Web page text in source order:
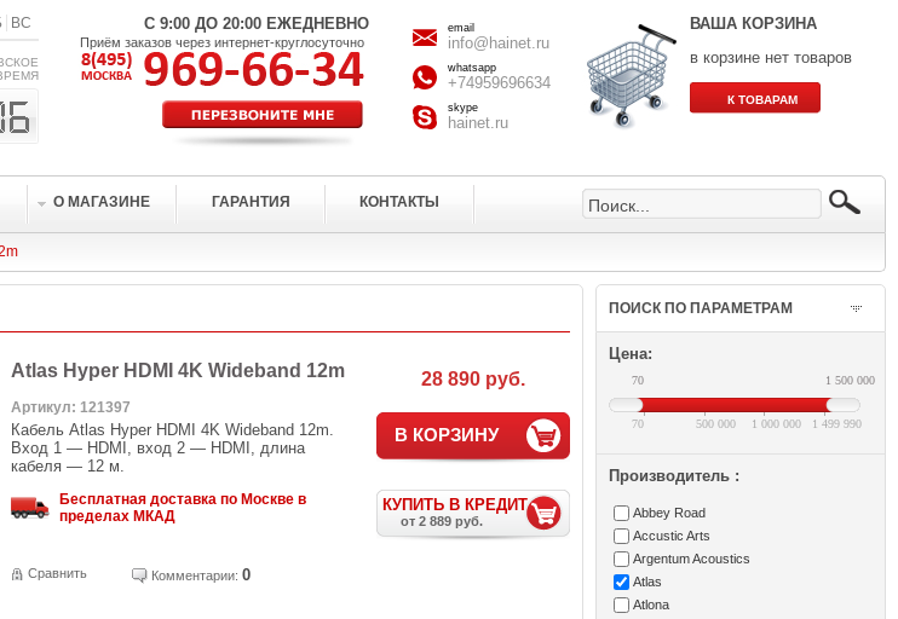
ВС С 9:00 ДО 20:00 ЕЖЕДНЕВНО
Приём заказов через интернет-круглосуточно
email
info@hainet.ru
whatsapp
+74959696634
skype
hainet.ru
ВАША КОРЗИНА
в корзине нет товаров
О МАГАЗИНЕ ГАРАНТИЯ КОНТАКТЫ
Atlas Hyper HDMI 4K Wideband 12m
Артикул: 121397
Кабель Atlas Hyper HDMI 4K Wideband 12m.
Вход 1 — HDMI, вход 2 — HDMI, длина
кабеля — 12 м.
Бесплатная доставка по Москве в
пределах МКАД
Сравнить Комментарии: 0
28 890 руб.
В КОРЗИНУ
КУПИТЬ В КРЕДИТ
от 2 889 руб.
ПОИСК ПО ПАРАМЕТРАМ
Цена:
70 1 500 000
70 1 499 990
500 000 1 000 000
Производитель :
Abbey Road
Accustic Arts
Argentum Acoustics
Atlas
Atlona